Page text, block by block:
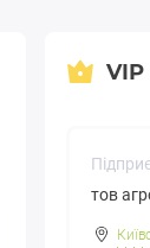
VIP
тов